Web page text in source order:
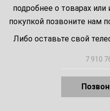
подробнее о товарах
покупкой позвоните нам
Либо оставьте свой